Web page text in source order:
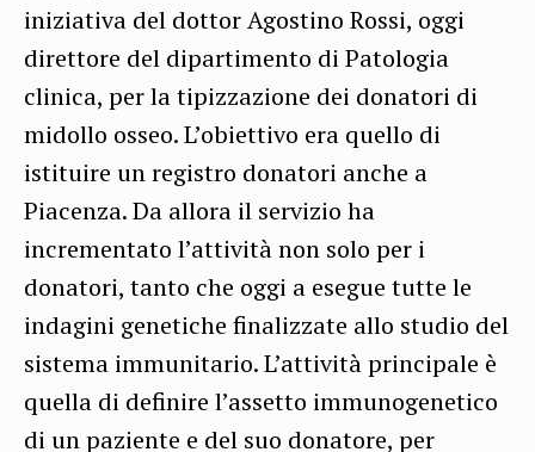
iniziativa del dottor Agostino Rossi, oggi
direttore del dipartimento di Patologia
clinica, per la tipizzazione dei donatori di
midollo osseo. L’obiettivo era quello di
istituire un registro donatori anche a
Piacenza. Da allora il servizio ha
incrementato l’attività non solo per i
donatori, tanto che oggi a esegue tutte le
indagini genetiche finalizzate allo studio del
sistema immunitario. L’attività principale è
quella di definire l’assetto immunogenetico
di un paziente e del suo donatore, per